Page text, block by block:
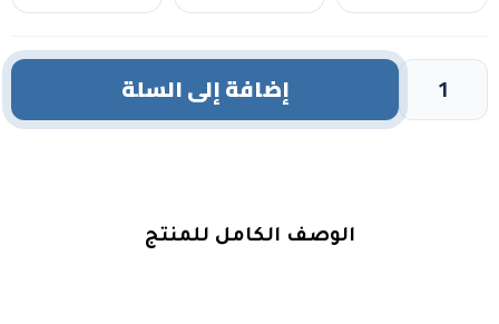
إضافة إلى السلة
الوصف الكامل للمنتج